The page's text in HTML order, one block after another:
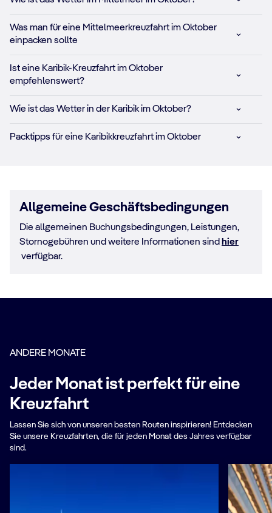
Was man für eine Mittelmeerkreuzfahrt im Oktober
einpacken sollte
Ist eine Karibik-Kreuzfahrt im Oktober
empfehlenswert?
Wie ist das Wetter in der Karibik im Oktober?
Packtipps für eine Karibikkreuzfahrt im Oktober
Allgemeine Geschäftsbedingungen
Die allgemeinen Buchungsbedingungen, Leistungen,
Stornogebühren und weitere Informationen sind hier
verfügbar.
ANDERE MONATE
Jeder Monat ist perfekt für eine
Kreuzfahrt
Lassen Sie sich von unseren besten Routen inspirieren! Entdecken
Sie unsere Kreuzfahrten, die für jeden Monat des Jahres verfügbar
sind.